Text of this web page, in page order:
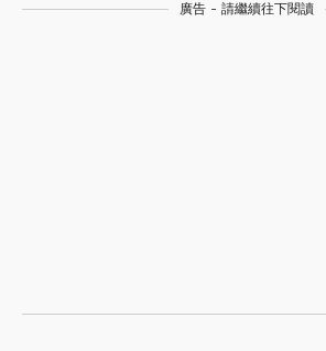
廣告 - 請繼續往下閱讀